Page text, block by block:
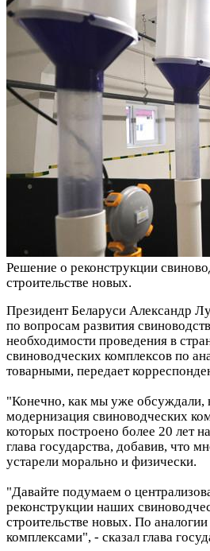
Решение о реконструкции
строительстве новых.
Президент Беларуси Александр
по вопросам развития
необходимости проведения в
свиноводческих комплексов по
товарными, передает
"Конечно, как мы уже обсуждали,
модернизация свиноводческих
которых построено более 20 лет
глава государства, добавив, что
устарели морально и физически.
"Давайте подумаем о
реконструкции наших
строительстве новых. По
комплексами", - сказал глава